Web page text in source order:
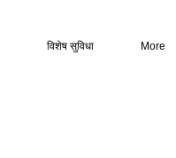
विशेष सुविधा More